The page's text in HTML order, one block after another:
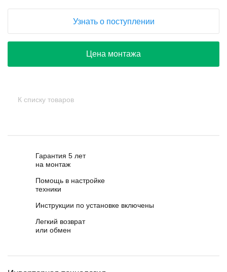
Узнать о поступлении
Цена монтажа
К списку товаров
Гарантия 5 лет
на монтаж
Помощь в настройке
техники
Инструкции по установке включены
Легкий возврат
или обмен